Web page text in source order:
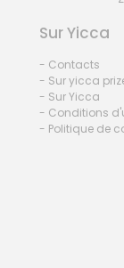
Sur Yicca
- Contacts
- Sur yicca
- Sur Yicca
- Conditions
- Politique de